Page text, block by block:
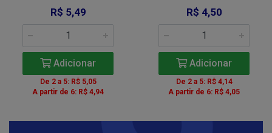
R$ 5,49
Adicionar
De 2 a 5: R$ 5,05
A partir de 6: R$ 4,94
R$ 4,50
Adicionar
De 2 a 5: R$ 4,14
A partir de 6: R$ 4,05